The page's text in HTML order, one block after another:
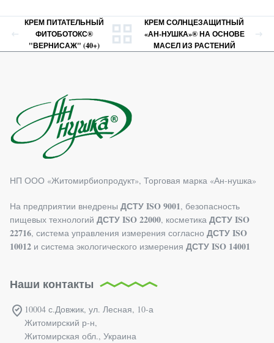
КРЕМ ПИТАТЕЛЬНЫЙ
ФИТОБОТОКС®
"ВЕРНИСАЖ" (40+)
КРЕМ СОЛНЦЕЗАЩИТНЫЙ
«АН-НУШКА»® НА ОСНОВЕ
МАСЕЛ ИЗ РАСТЕНИЙ
НП ООО «Житомирбиопродукт», Торговая марка «Ан-нушка»
На предприятии внедрены ДСТУ ISO 9001, безопасность
пищевых технологий ДСТУ ISO 22000, косметика ДСТУ ISO
22716, система управления измерения согласно ДСТУ ISO
10012 и система экологического измерения ДСТУ ISO 14001
Наши контакты
10004 с.Довжик, ул. Лесная, 10-а
Житомирский р-н,
Житомирская обл., Украина